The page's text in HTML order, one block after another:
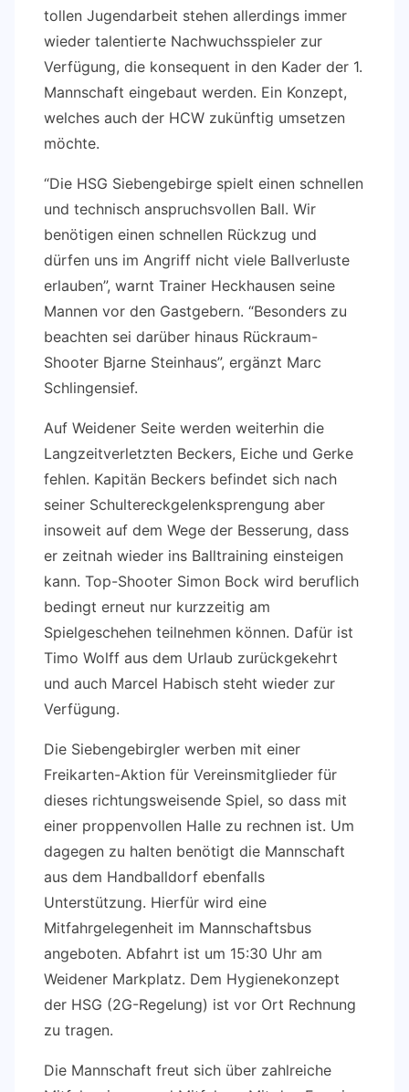
tollen Jugendarbeit stehen allerdings immer
wieder talentierte Nachwuchsspieler zur
Verfügung, die konsequent in den Kader der 1.
Mannschaft eingebaut werden. Ein Konzept,
welches auch der HCW zukünftig umsetzen
möchte.
“Die HSG Siebengebirge spielt einen schnellen
und technisch anspruchsvollen Ball. Wir
benötigen einen schnellen Rückzug und
dürfen uns im Angriff nicht viele Ballverluste
erlauben”, warnt Trainer Heckhausen seine
Mannen vor den Gastgebern. “Besonders zu
beachten sei darüber hinaus Rückraum-
Shooter Bjarne Steinhaus”, ergänzt Marc
Schlingensief.
Auf Weidener Seite werden weiterhin die
Langzeitverletzten Beckers, Eiche und Gerke
fehlen. Kapitän Beckers befindet sich nach
seiner Schultereckgelenksprengung aber
insoweit auf dem Wege der Besserung, dass
er zeitnah wieder ins Balltraining einsteigen
kann. Top-Shooter Simon Bock wird beruflich
bedingt erneut nur kurzzeitig am
Spielgeschehen teilnehmen können. Dafür ist
Timo Wolff aus dem Urlaub zurückgekehrt
und auch Marcel Habisch steht wieder zur
Verfügung.
Die Siebengebirgler werben mit einer
Freikarten-Aktion für Vereinsmitglieder für
dieses richtungsweisende Spiel, so dass mit
einer proppenvollen Halle zu rechnen ist. Um
dagegen zu halten benötigt die Mannschaft
aus dem Handballdorf ebenfalls
Unterstützung. Hierfür wird eine
Mitfahrgelegenheit im Mannschaftsbus
angeboten. Abfahrt ist um 15:30 Uhr am
Weidener Markplatz. Dem Hygienekonzept
der HSG (2G-Regelung) ist vor Ort Rechnung
zu tragen.
Die Mannschaft freut sich über zahlreiche